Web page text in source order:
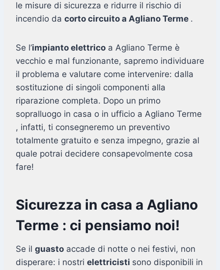
le misure di sicurezza e ridurre il rischio di
incendio da corto circuito a Agliano Terme .
Se l’impianto elettrico a Agliano Terme è
vecchio e mal funzionante, sapremo individuare
il problema e valutare come intervenire: dalla
sostituzione di singoli componenti alla
riparazione completa. Dopo un primo
sopralluogo in casa o in ufficio a Agliano Terme
, infatti, ti consegneremo un preventivo
totalmente gratuito e senza impegno, grazie al
quale potrai decidere consapevolmente cosa
fare!
Sicurezza in casa a Agliano
Terme : ci pensiamo noi!
Se il guasto accade di notte o nei festivi, non
disperare: i nostri elettricisti sono disponibili in